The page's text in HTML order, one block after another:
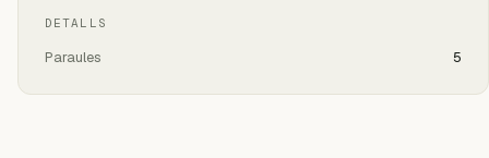
DETALLS
Paraules 5